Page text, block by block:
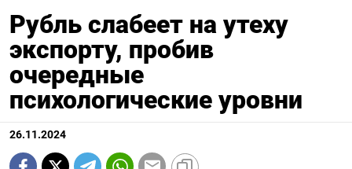
Рубль слабеет на утеху
экспорту, пробив
очередные
психологические уровни
26.11.2024